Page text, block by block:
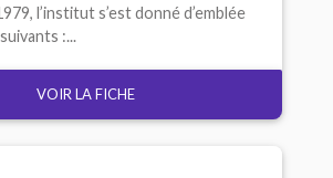
l’institut s’est donné d’emblée
:...
VOIR LA FICHE